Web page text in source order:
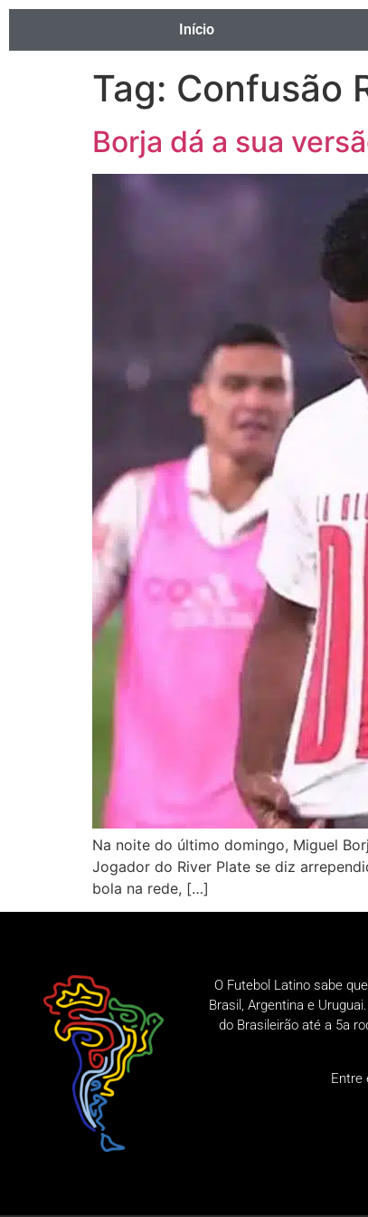
Início
Tag: Confusão
Borja dá a sua
Na noite do último domingo, Miguel
Jogador do River Plate se diz
bola na rede, […]
O Futebol Latino sabe
Brasil, Argentina e
do Brasileirão até a 5a
Entre